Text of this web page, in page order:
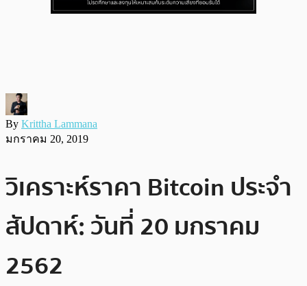
By Krittha Lammana
มกราคม 20, 2019
วิเคราะห์ราคา Bitcoin ประจำ
สัปดาห์: วันที่ 20 มกราคม
2562